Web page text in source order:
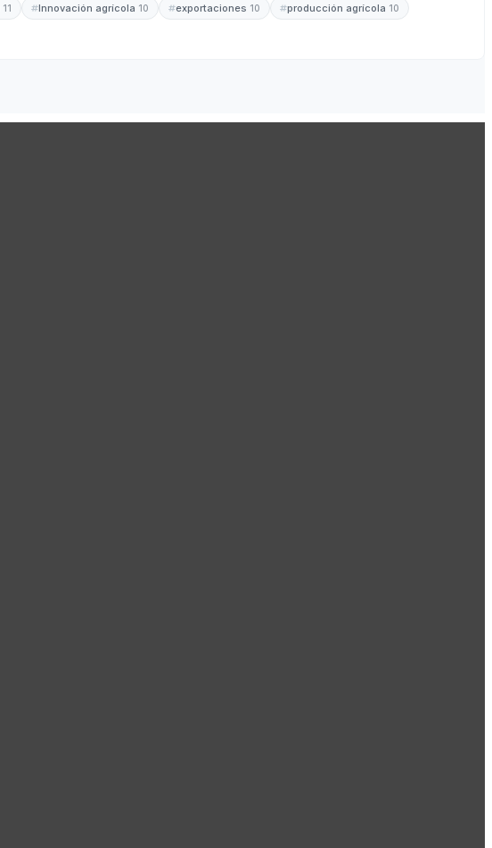
11 Innovación agrícola 10 exportaciones 10 producción agrícola 10